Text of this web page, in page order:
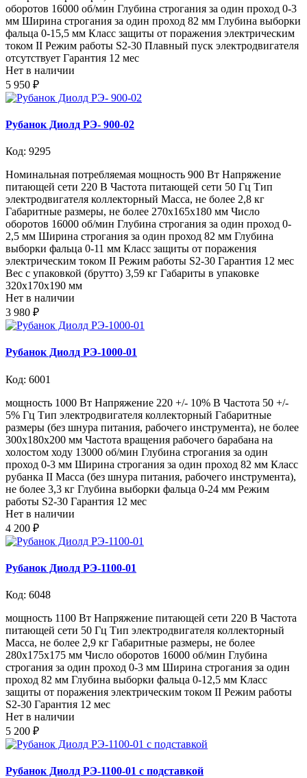
оборотов 16000 об/мин Глубина строгания за один проход 0-3
мм Ширина строгания за один проход 82 мм Глубина выборки
фальца 0-15,5 мм Класс защиты от поражения электрическим
током II Режим работы S2-30 Плавный пуск электродвигателя
отсутствует Гарантия 12 мес
Нет в наличии
5 950 ₽
Рубанок Диолд РЭ- 900-02
Код: 9295
Номинальная потребляемая мощность 900 Вт Напряжение
питающей сети 220 В Частота питающей сети 50 Гц Тип
электродвигателя коллекторный Масса, не более 2,8 кг
Габаритные размеры, не более 270x165x180 мм Число
оборотов 16000 об/мин Глубина строгания за один проход 0-
2,5 мм Ширина строгания за один проход 82 мм Глубина
выборки фальца 0-11 мм Класс защиты от поражения
электрическим током II Режим работы S2-30 Гарантия 12 мес
Вес с упаковкой (брутто) 3,59 кг Габариты в упаковке
320x170x190 мм
Нет в наличии
3 980 ₽
Рубанок Диолд РЭ-1000-01
Код: 6001
мощность 1000 Вт Напряжение 220 +/- 10% В Частота 50 +/-
5% Гц Тип электродвигателя коллекторный Габаритные
размеры (без шнура питания, рабочего инструмента), не более
300x180x200 мм Частота вращения рабочего барабана на
холостом ходу 13000 об/мин Глубина строгания за один
проход 0-3 мм Ширина строгания за один проход 82 мм Класс
рубанка II Масса (без шнура питания, рабочего инструмента),
не более 3,3 кг Глубина выборки фальца 0-24 мм Режим
работы S2-30 Гарантия 12 мес
Нет в наличии
4 200 ₽
Рубанок Диолд РЭ-1100-01
Код: 6048
мощность 1100 Вт Напряжение питающей сети 220 В Частота
питающей сети 50 Гц Тип электродвигателя коллекторный
Масса, не более 2,9 кг Габаритные размеры, не более
280x175x175 мм Число оборотов 16000 об/мин Глубина
строгания за один проход 0-3 мм Ширина строгания за один
проход 82 мм Глубина выборки фальца 0-12,5 мм Класс
защиты от поражения электрическим током II Режим работы
S2-30 Гарантия 12 мес
Нет в наличии
5 200 ₽
Рубанок Диолд РЭ-1100-01 с подставкой